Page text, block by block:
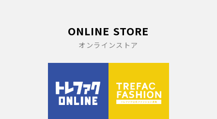
ONLINE STORE
オンラインストア